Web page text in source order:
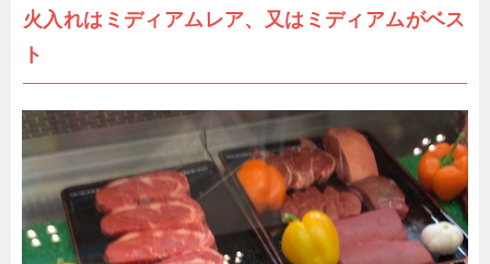
火入れはミディアムレア、又はミディアムがベス
ト